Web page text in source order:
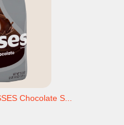
Chocolate S...